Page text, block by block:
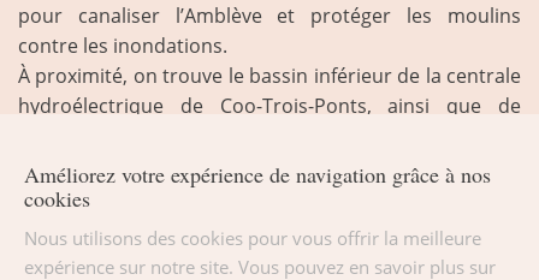
pour canaliser l’Amblève et protéger les moulins
contre les inondations.
À proximité, on trouve le bassin inférieur de la centrale
hydroélectrique de Coo-Trois-Ponts, ainsi que de
reste un lieu emblématique de l’Ardenne, très apprécié
pour les balades et les panoramas.
Améliorez votre expérience de navigation grâce à nos
cookies
Nous utilisons des cookies pour vous offrir la meilleure
expérience sur notre site. Vous pouvez en savoir plus sur